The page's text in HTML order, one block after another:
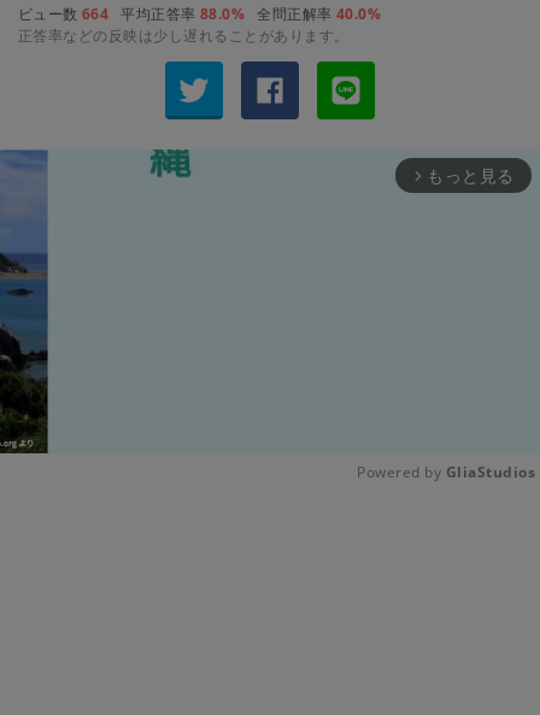
ビュー数 664 平均正答率 88.0% 全問正解率 40.0%
正答率などの反映は少し遅れることがあります。
arrow_forward_ios もっと見る
Powered by GliaStudios